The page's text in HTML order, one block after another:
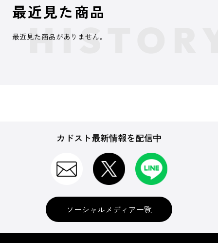
最近見た商品
最近見た商品がありません。
カドスト最新情報を配信中
ソーシャルメディア一覧